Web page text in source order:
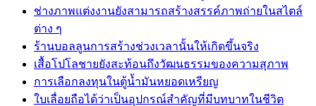
ช่างภาพแต่งงานยังสามารถสร้างสรรค์ภาพถ่ายในสไตล์
ต่าง ๆ
ร้านบอลลูนการสร้างช่วงเวลานั้นให้เกิดขึ้นจริง
เสื้อโปโลชายยังสะท้อนถึงวัฒนธรรมของความสุภาพ
การเลือกลงทุนในตู้น้ำมันหยอดเหรียญ
ใบเลื่อยถือได้ว่าเป็นอุปกรณ์สำคัญที่มีบทบาทในชีวิต